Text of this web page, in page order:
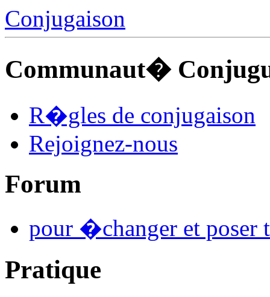
Conjugaison
Communaut�
R�gles de conjugaison
Rejoignez-nous
Forum
pour �changer et poser
Pratique